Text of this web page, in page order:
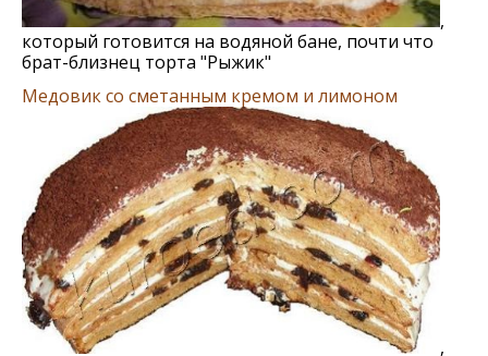
,
который готовится на водяной бане, почти что
брат-близнец торта "Рыжик"
Медовик со сметанным кремом и лимоном
,